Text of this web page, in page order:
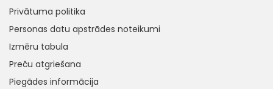
Privātuma politika
Personas datu apstrādes noteikumi
Izmēru tabula
Preču atgriešana
Piegādes informācija